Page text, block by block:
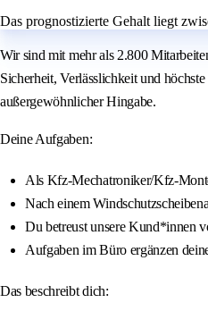
Das prognostizierte Gehalt liegt
Wir sind mit mehr als 2.800
Sicherheit, Verlässlichkeit und
außergewöhnlicher Hingabe.
Deine Aufgaben:
Als Kfz-Mechatroniker/Kfz-
Nach einem
Du betreust unsere Kund*innen
Aufgaben im Büro ergänzen
Das beschreibt dich: